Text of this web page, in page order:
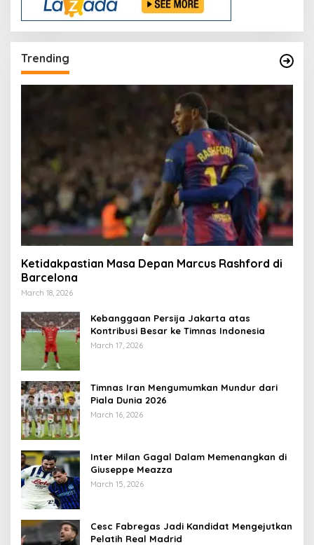
Trending
Ketidakpastian Masa Depan Marcus Rashford di
Barcelona
March 18, 2026
Kebanggaan Persija Jakarta atas
Kontribusi Besar ke Timnas Indonesia
March 17, 2026
Timnas Iran Mengumumkan Mundur dari
Piala Dunia 2026
March 16, 2026
Inter Milan Gagal Dalam Memenangkan di
Giuseppe Meazza
March 15, 2026
Cesc Fabregas Jadi Kandidat Mengejutkan
Pelatih Real Madrid